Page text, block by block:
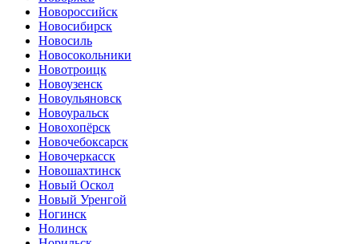
Новороссийск
Новосибирск
Новосиль
Новосокольники
Новотроицк
Новоузенск
Новоульяновск
Новоуральск
Новохопёрск
Новочебоксарск
Новочеркасск
Новошахтинск
Новый Оскол
Новый Уренгой
Ногинск
Нолинск